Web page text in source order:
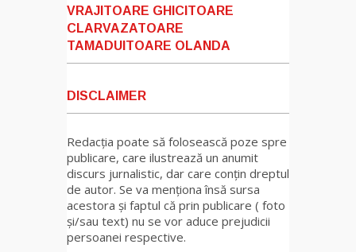
VRAJITOARE GHICITOARE
CLARVAZATOARE
TAMADUITOARE OLANDA
DISCLAIMER
Redacția poate să folosească poze spre
publicare, care ilustrează un anumit
discurs jurnalistic, dar care conțin dreptul
de autor. Se va menționa însă sursa
acestora și faptul că prin publicare ( foto
și/sau text) nu se vor aduce prejudicii
persoanei respective.